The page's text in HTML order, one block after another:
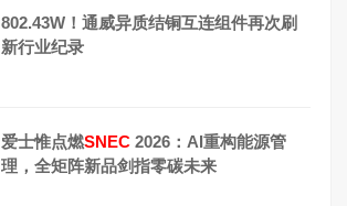
802.43W！通威异质结铜互连组件再次刷
新行业纪录
爱士惟点燃SNEC 2026：AI重构能源管
理，全矩阵新品剑指零碳未来